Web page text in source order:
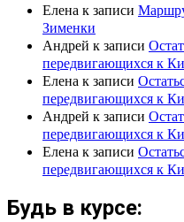
Елена к записи
Зименки
Андрей к записи
передвигающихся к
Елена к записи
передвигающихся к
Андрей к записи
передвигающихся к
Елена к записи
передвигающихся к
Будь в курсе: